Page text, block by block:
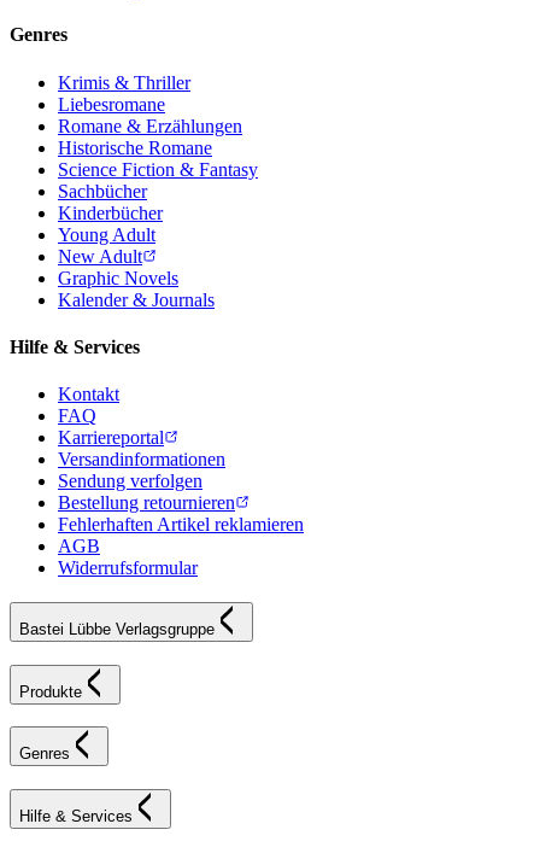
Genres
Krimis & Thriller
Liebesromane
Romane & Erzählungen
Historische Romane
Science Fiction & Fantasy
Sachbücher
Kinderbücher
Young Adult
New Adult
Graphic Novels
Kalender & Journals
Hilfe & Services
Kontakt
FAQ
Karriereportal
Versandinformationen
Sendung verfolgen
Bestellung retournieren
Fehlerhaften Artikel reklamieren
AGB
Widerrufsformular
Bastei Lübbe Verlagsgruppe
Produkte
Genres
Hilfe & Services